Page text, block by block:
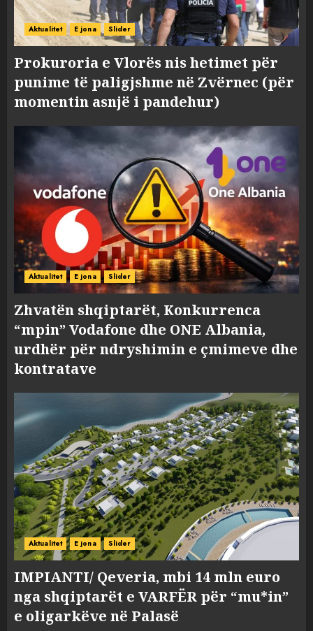
Aktualitet E jona Slider
Prokuroria e Vlorës nis hetimet për
punime të paligjshme në Zvërnec (për
momentin asnjë i pandehur)
Aktualitet E jona Slider
Zhvatën shqiptarët, Konkurrenca
“mpin” Vodafone dhe ONE Albania,
urdhër për ndryshimin e çmimeve dhe
kontratave
Aktualitet E jona Slider
IMPIANTI/ Qeveria, mbi 14 mln euro
nga shqiptarët e VARFËR për “mu*in”
e oligarkëve në Palasë